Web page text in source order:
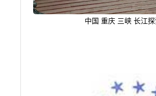
中国 重庆 三峡 长江